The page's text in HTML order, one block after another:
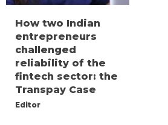
How two Indian
entrepreneurs
challenged
reliability of the
fintech sector: the
Transpay Case
Editor